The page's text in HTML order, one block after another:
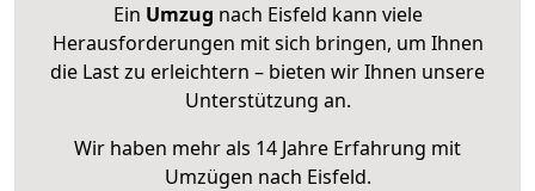
Ein Umzug nach Eisfeld kann viele
Herausforderungen mit sich bringen, um Ihnen
die Last zu erleichtern – bieten wir Ihnen unsere
Unterstützung an.
Wir haben mehr als 14 Jahre Erfahrung mit
Umzügen nach Eisfeld.